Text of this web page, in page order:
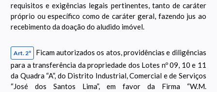
requisitos e exigências legais pertinentes, tanto de caráter
próprio ou específico como de caráter geral, fazendo jus ao
recebimento da doação do aludido imóvel.
Art. 2º
Ficam autorizados os atos, providências e diligências
para a transferência da propriedade dos Lotes nº 09, 10 e 11
da Quadra “A”, do Distrito Industrial, Comercial e de Serviços
“José dos Santos Lima”, em favor da Firma “W.M.